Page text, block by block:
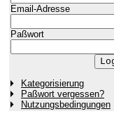
Email-Adresse
Paßwort
Kategorisierung
Paßwort vergessen?
Nutzungsbedingungen